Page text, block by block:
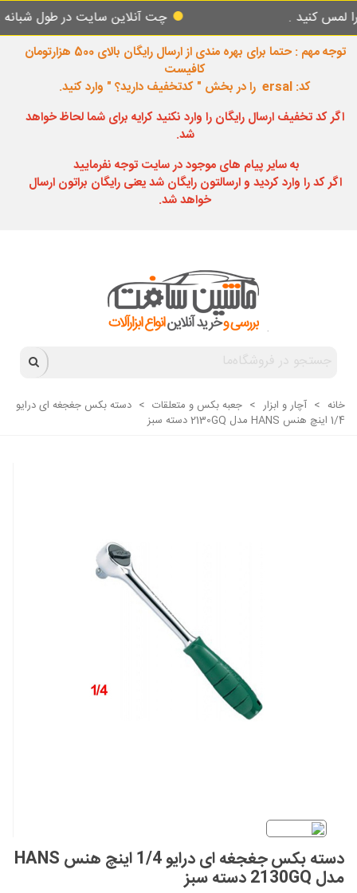
. چت آنلاین سایت در طول شبانه روز
توجه مهم : حتما برای بهره مندی از ارسال رایگان بالای 500 هزارتومان
کافیست
کد: ersal را در بخش " کدتخفیف دارید؟ " وارد کنید.
اگر کد تخفیف ارسال رایگان را وارد نکنید کرایه برای شما لحاظ خواهد
شد.
به سایر پیام های موجود در سایت توجه نفرمایید
اگر کد را وارد کردید و ارسالتون رایگان شد یعنی رایگان براتون ارسال
خواهد شد.
خانه > آچار و ابزار > جعبه بکس و متعلقات > دسته بکس جغجغه ای درایو
1/4 اینچ هنس HANS مدل 2130GQ دسته سبز
دسته بکس جغجغه ای درایو 1/4 اینچ هنس HANS
مدل 2130GQ دسته سبز